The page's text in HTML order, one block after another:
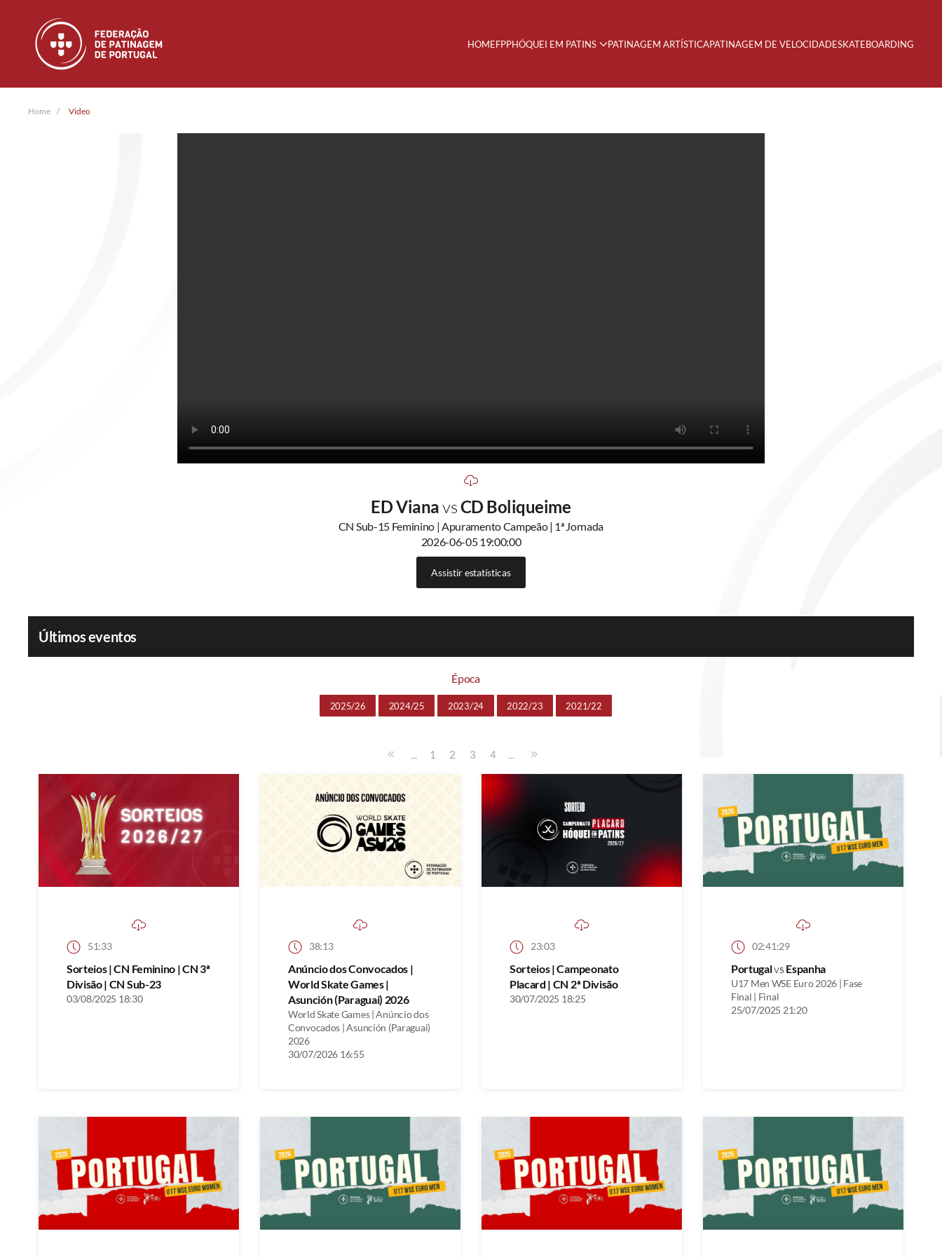
Skip to main content HOMEFPPHÓQUEI EM PATINS PATINAGEM ARTÍSTICAPATINAGEM DE VELOCIDADESKATEBOARDING
Home Video
ED VianavsCD Boliqueime
CN Sub-15 Feminino | Apuramento Campeão | 1ª Jornada
2026-06-05 19:00:00
Assistir estatísticas
Últimos eventos
Época
2025/26 2024/25 2023/24 2022/23 2021/22
... 1 2 3 4 ...
51:33
Sorteios | CN Feminino | CN 3ª
Divisão | CN Sub-23
03/08/2025 18:30
38:13
Anúncio dos Convocados |
World Skate Games |
Asunción (Paraguai) 2026
World Skate Games | Anúncio dos
Convocados | Asunción (Paraguai)
2026
30/07/2026 16:55
23:03
Sorteios | Campeonato
Placard | CN 2ª Divisão
30/07/2025 18:25
02:41:29
Portugalvs Espanha
U17 Men WSE Euro 2026 | Fase
Final | Final
25/07/2025 21:20